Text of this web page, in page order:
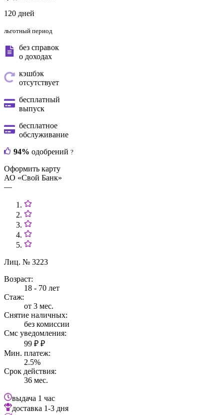
120 дней
льготный период
без справок
о доходах
кэшбэк
отсутствует
бесплатный
выпуск
бесплатное
обслуживание
94% одобрений ?
Оформить карту
АО «Свой Банк»
—
Лиц. № 3223
Возраст:
18 - 70 лет
Стаж:
от 3 мес.
Снятие наличных:
без комиссии
Смс уведомления:
99 ₽ ₽
Мин. платеж:
2.5%
Срок действия:
36 мес.
выдача 1 час
доставка 1-3 дня